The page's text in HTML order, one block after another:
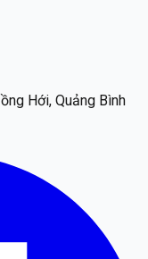
Hới, Quảng Bình